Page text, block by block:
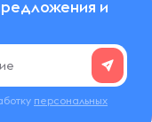
и
персональных